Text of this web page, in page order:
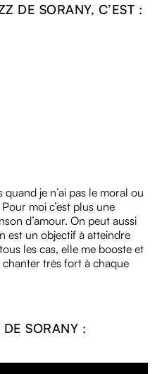
DE SORANY, C’EST :
quand je n’ai pas le moral ou
moi c’est plus une
d’amour. On peut aussi
est un objectif à atteindre
les cas, elle me booste et
très fort à chaque
SORANY :